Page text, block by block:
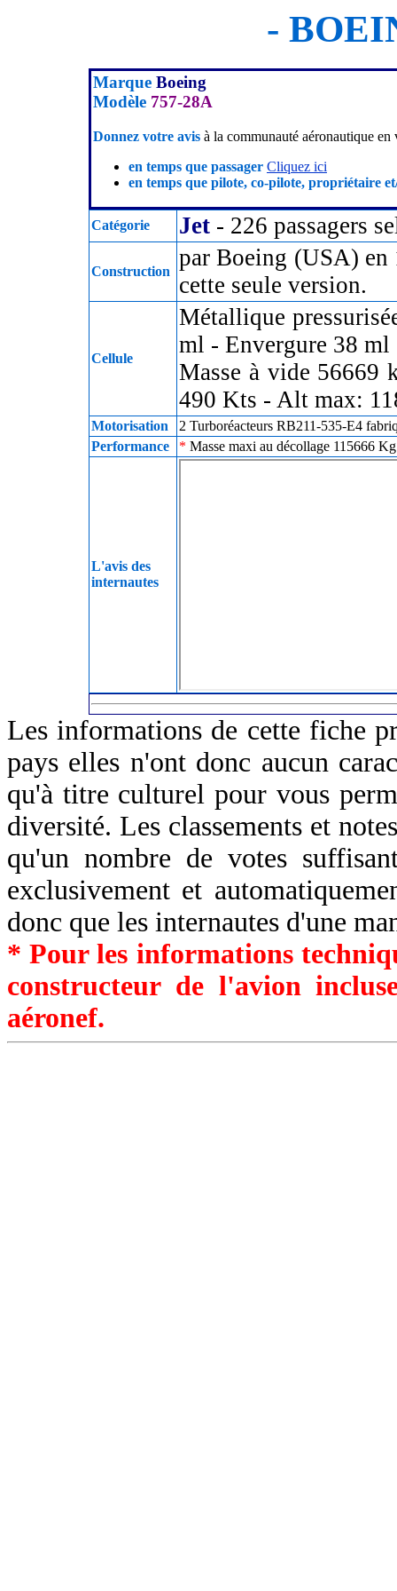
-
Marque Boeing
Modèle 757-28A
Donnez votre avis à la communauté aéronautique en
en temps que passager Cliquez ici
en temps que pilote, co-pilote, propriétaire
Catégorie Jet - 226 passagers
Construction
par Boeing (USA) en
cette seule version.
Cellule
Métallique
ml - Envergure 38
Masse à vide 56669
490 Kts - Alt max:
Motorisation
2 Turboréacteurs RB211-535-E4
Performance
* Masse maxi au décollage 115666
L'avis des
internautes
Les informations de cette fiche
pays elles n'ont donc aucun
qu'à titre culturel pour vous
diversité. Les classements et
qu'un nombre de votes
exclusivement et
donc que les internautes d'une
* Pour les informations
constructeur de l'avion
aéronef.